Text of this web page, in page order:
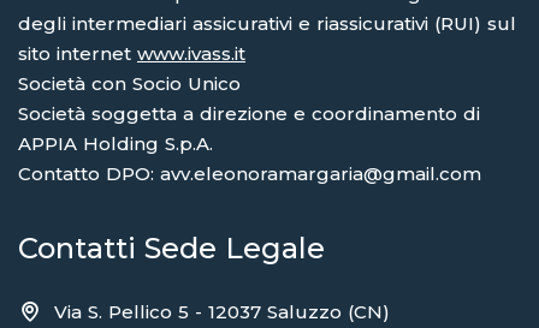
degli intermediari assicurativi e riassicurativi (RUI) sul
sito internet www.ivass.it
Società con Socio Unico
Società soggetta a direzione e coordinamento di
APPIA Holding S.p.A.
Contatto DPO: avv.eleonoramargaria@gmail.com
Contatti Sede Legale
Via S. Pellico 5 - 12037 Saluzzo (CN)